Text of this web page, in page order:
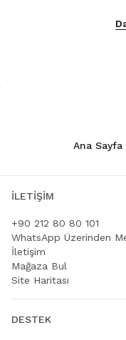
Ana Sayfa
İLETIŞIM
+90 212 80 80 101
WhatsApp Üzerinden
İletişim
Mağaza Bul
Site Haritası
DESTEK